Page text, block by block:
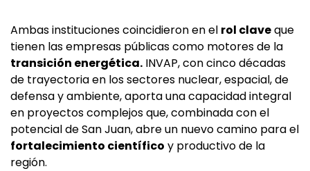
Ambas instituciones coincidieron en el rol claveque
tienen las empresas públicas como motores de la
transición energética. INVAP, con cinco décadas
de trayectoria en los sectores nuclear, espacial, de
defensa y ambiente, aporta una capacidad integral
en proyectos complejos que, combinada con el
potencial de San Juan, abre un nuevo camino para el
fortalecimiento científico y productivo de la
región.